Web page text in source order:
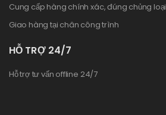
Cung cấp hàng chính xác, đúng chủng loại
Giao hàng tại chân công trình
HỖ TRỢ 24/7
Hỗ trợ tư vấn offline 24/7